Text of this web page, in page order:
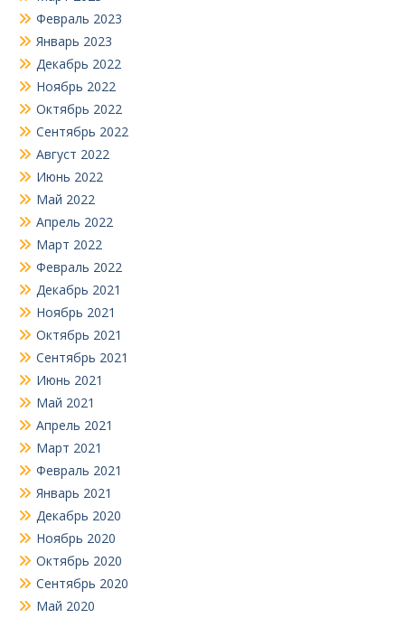
Февраль 2023
Январь 2023
Декабрь 2022
Ноябрь 2022
Октябрь 2022
Сентябрь 2022
Август 2022
Июнь 2022
Май 2022
Апрель 2022
Март 2022
Февраль 2022
Декабрь 2021
Ноябрь 2021
Октябрь 2021
Сентябрь 2021
Июнь 2021
Май 2021
Апрель 2021
Март 2021
Февраль 2021
Январь 2021
Декабрь 2020
Ноябрь 2020
Октябрь 2020
Сентябрь 2020
Май 2020